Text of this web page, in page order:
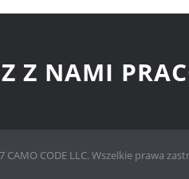
Z NAMI
CODE LLC. Wszelkie prawa